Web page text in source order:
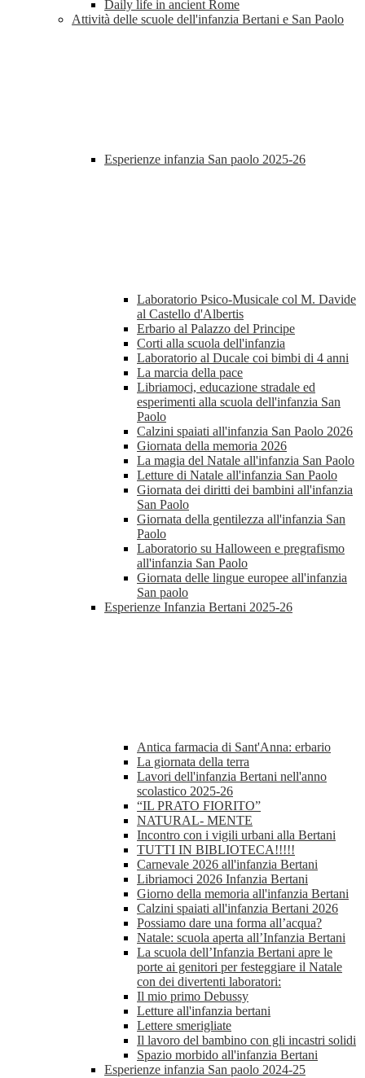
Daily life in ancient Rome
Attività delle scuole dell'infanzia Bertani e San Paolo
Esperienze infanzia San paolo 2025-26
Laboratorio Psico-Musicale col M. Davide
al Castello d'Albertis
Erbario al Palazzo del Principe
Corti alla scuola dell'infanzia
Laboratorio al Ducale coi bimbi di 4 anni
La marcia della pace
Libriamoci, educazione stradale ed
esperimenti alla scuola dell'infanzia San
Paolo
Calzini spaiati all'infanzia San Paolo 2026
Giornata della memoria 2026
La magia del Natale all'infanzia San Paolo
Letture di Natale all'infanzia San Paolo
Giornata dei diritti dei bambini all'infanzia
San Paolo
Giornata della gentilezza all'infanzia San
Paolo
Laboratorio su Halloween e pregrafismo
all'infanzia San Paolo
Giornata delle lingue europee all'infanzia
San paolo
Esperienze Infanzia Bertani 2025-26
Antica farmacia di Sant'Anna: erbario
La giornata della terra
Lavori dell'infanzia Bertani nell'anno
scolastico 2025-26
“IL PRATO FIORITO”
NATURAL- MENTE
Incontro con i vigili urbani alla Bertani
TUTTI IN BIBLIOTECA!!!!!
Carnevale 2026 all'infanzia Bertani
Libriamoci 2026 Infanzia Bertani
Giorno della memoria all'infanzia Bertani
Calzini spaiati all'infanzia Bertani 2026
Possiamo dare una forma all’acqua?
Natale: scuola aperta all’Infanzia Bertani
La scuola dell’Infanzia Bertani apre le
porte ai genitori per festeggiare il Natale
con dei divertenti laboratori:
Il mio primo Debussy
Letture all'infanzia bertani
Lettere smerigliate
Il lavoro del bambino con gli incastri solidi
Spazio morbido all'infanzia Bertani
Esperienze infanzia San paolo 2024-25